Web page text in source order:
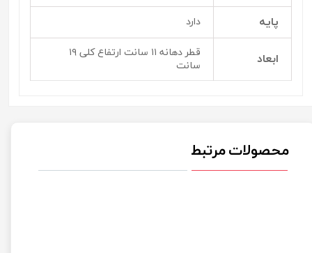
پایه دارد
ابعاد
قطر دهانه ۱۱ سانت ارتفاع کلی ۱۹
سانت
محصولات مرتبط